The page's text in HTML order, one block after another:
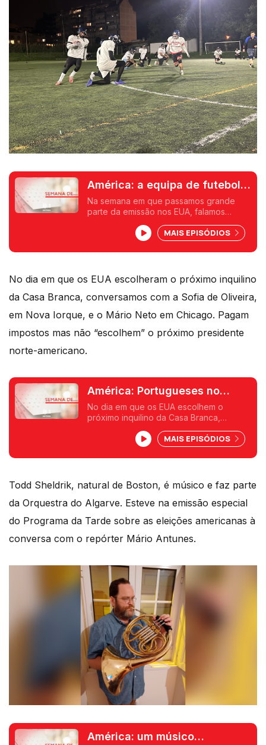
América: a equipa de futebol
americano Lisboa Navigators
Na semana em que passamos grande
parte da emissão nos EUA, falamos
Pedro Miguel Ribeiro interrompeu um
treino dos Navigators e ficou a conhecer
quem gosta de jogar futebol com a mão.
MAIS EPISÓDIOS
No dia em que os EUA escolheram o próximo inquilino
da Casa Branca, conversamos com a Sofia de Oliveira,
em Nova Iorque, e o Mário Neto em Chicago. Pagam
impostos mas não “escolhem” o próximo presidente
norte-americano.
América: Portugueses no
Mundo especial EUA
No dia em que os EUA escolhem o
próximo inquilino da Casa Branca,
Nova Iorque, e o Mário Neto em Chicago.
Pagam impostos mas não "escolhem" o
próximo presidente norte-americano.
MAIS EPISÓDIOS
Todd Sheldrik, natural de Boston, é músico e faz parte
da Orquestra do Algarve. Esteve na emissão especial
do Programa da Tarde sobre as eleições americanas à
conversa com o repórter Mário Antunes.
América: um músico